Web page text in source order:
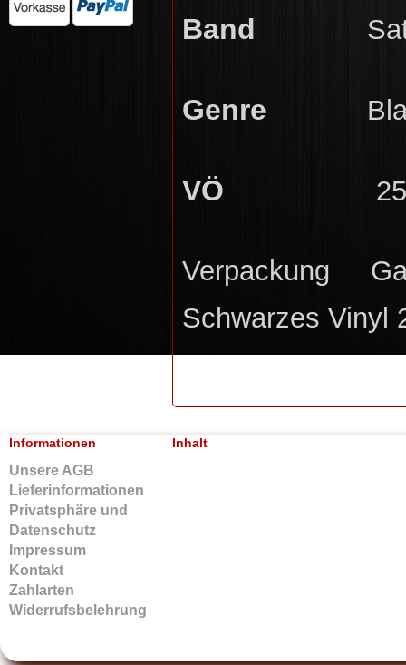
Band
Genre
VÖ
Verpackung
Schwarzes Vinyl
Informationen
Unsere AGB
Lieferinformationen
Privatsphäre und
Datenschutz
Impressum
Kontakt
Zahlarten
Widerrufsbelehrung
Inhalt